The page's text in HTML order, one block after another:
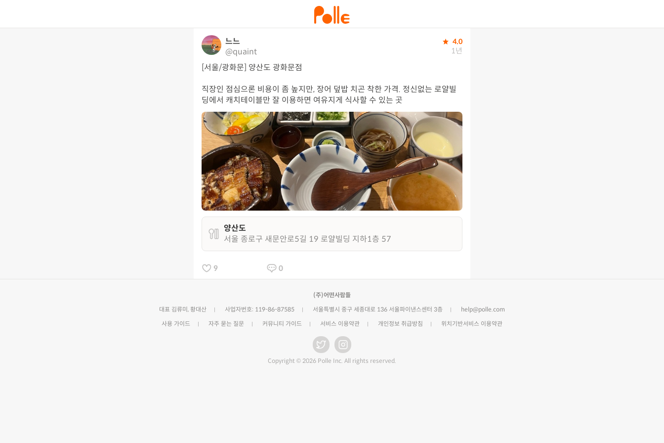
느느
@quaint
4.0
1년
[서울/광화문] 양산도 광화문점
직장인 점심으론 비용이 좀 높지만, 장어 덮밥 치곤 착한 가격. 정신없는 로얄빌
딩에서 캐치테이블만 잘 이용하면 여유지게 식사할 수 있는 곳
양산도
서울 종로구 새문안로5길 19 로얄빌딩 지하1층 57
9 0
(주)어떤사람들
대표 김류미, 황대산
사업자번호: 119-86-87585 서울특별시 중구 세종대로 136 서울파이낸스센터 3층
help@polle.com
사용 가이드
자주 묻는 질문 커뮤니티 가이드 서비스 이용약관 개인정보 취급방침 위치기반서비스 이용약관
Copyright © 2026 Polle Inc. All rights reserved.